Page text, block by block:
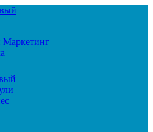
Маркетинг